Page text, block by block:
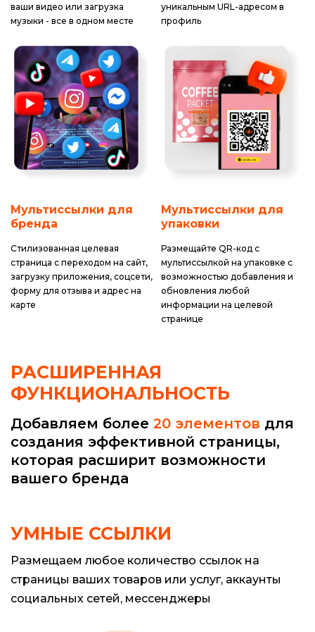
ваши видео или загрузка
музыки - все в одном месте
уникальным URL-адресом в
профиль
Мультиссылки для
бренда
Стилизованная целевая
страница с переходом на сайт,
загрузку приложения, соцсети,
форму для отзыва и адрес на
карте
Мультиссылки для
упаковки
Размещайте QR-код с
мультиссылкой на упаковке с
возможностью добавления и
обновления любой
информации на целевой
странице
РАСШИРЕННАЯ
ФУНКЦИОНАЛЬНОСТЬ
Добавляем более 20 элементов для
создания эффективной страницы,
которая расширит возможности
вашего бренда
УМНЫЕ ССЫЛКИ
Размещаем любое количество ссылок на
страницы ваших товаров или услуг, аккаунты
социальных сетей, мессенджеры